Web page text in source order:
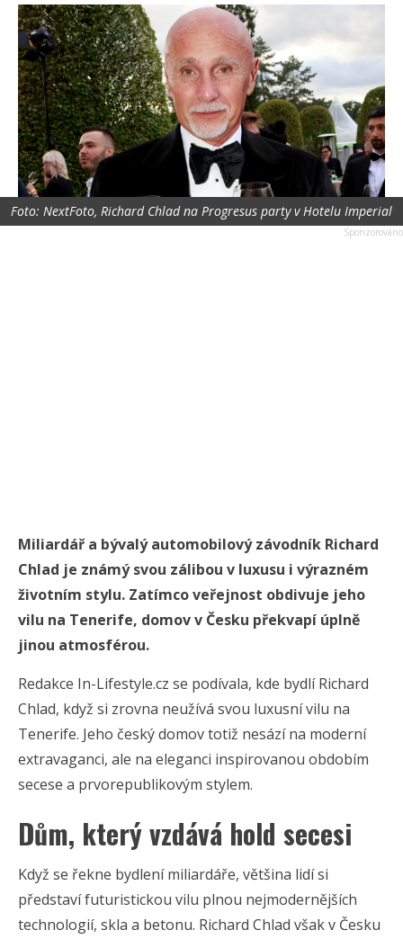
Foto: NextFoto, Richard Chlad na Progresus party v Hotelu Imperial
Miliardář a bývalý automobilový závodník Richard
Chlad je známý svou zálibou v luxusu i výrazném
životním stylu. Zatímco veřejnost obdivuje jeho
vilu na Tenerife, domov v Česku překvapí úplně
jinou atmosférou.
Redakce In-Lifestyle.cz se podívala, kde bydlí Richard
Chlad, když si zrovna neužívá svou luxusní vilu na
Tenerife. Jeho český domov totiž nesází na moderní
extravaganci, ale na eleganci inspirovanou obdobím
secese a prvorepublikovým stylem.
Dům, který vzdává hold secesi
Když se řekne bydlení miliardáře, většina lidí si
představí futuristickou vilu plnou nejmodernějších
technologií, skla a betonu. Richard Chlad však v Česku